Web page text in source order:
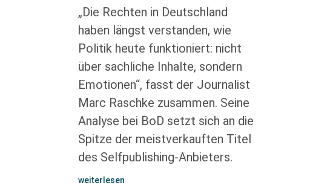
„Die Rechten in Deutschland
haben längst verstanden, wie
Politik heute funktioniert: nicht
über sachliche Inhalte, sondern
Emotionen“, fasst der Journalist
Marc Raschke zusammen. Seine
Analyse bei BoD setzt sich an die
Spitze der meistverkauften Titel
des Selfpublishing-Anbieters.
weiterlesen